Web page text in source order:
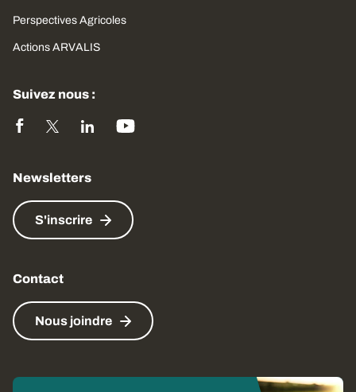
Perspectives Agricoles
Actions ARVALIS
Suivez nous :
Newsletters
S'inscrire
Contact
Nous joindre